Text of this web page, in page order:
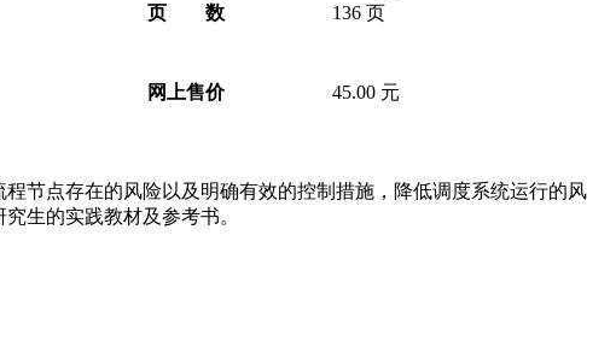
页 数
136 页
网上售价
45.00 元
节点存在的风险以及明确有效的控制措施，降低调度系统运行的风
生的实践教材及参考书。